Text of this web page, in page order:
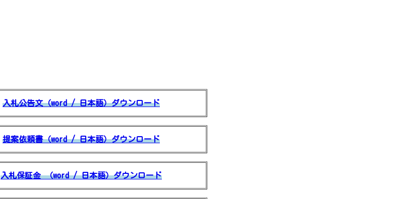
入札公告文（word / 日本語）ダウンロード
提案依頼書（word / 日本語）ダウンロード
入札保証金 （word / 日本語）ダウンロード